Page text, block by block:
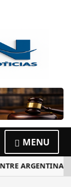
MENU
ARGENTINA,